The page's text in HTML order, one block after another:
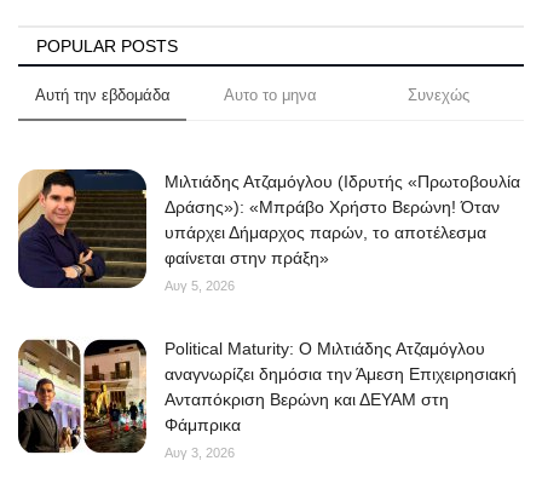
POPULAR POSTS
Αυτή την εβδομάδα Αυτο το μηνα Συνεχώς
Μιλτιάδης Ατζαμόγλου (Ιδρυτής «Πρωτοβουλία
Δράσης»): «Μπράβο Χρήστο Βερώνη! Όταν
υπάρχει Δήμαρχος παρών, το αποτέλεσμα
φαίνεται στην πράξη»
Αυγ 5, 2026
Political Maturity: Ο Μιλτιάδης Ατζαμόγλου
αναγνωρίζει δημόσια την Άμεση Επιχειρησιακή
Ανταπόκριση Βερώνη και ΔΕΥΑΜ στη
Φάμπρικα
Αυγ 3, 2026